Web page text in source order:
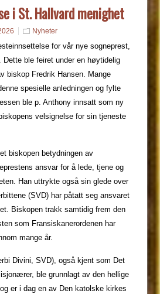
i St. Hallvard menighet
Nyheter
for vår nye sogneprest,
Dette ble feiret under en høytidelig
biskop Fredrik Hansen. Mange
spesielle anledningen og fylte
ble p. Anthony innsatt som ny
velsignelse for sin tjeneste
biskopen betydningen av
ansvar for å lede, tjene og
Han uttrykte også sin glede over
(SVD) har påtatt seg ansvaret
Biskopen trakk samtidig frem den
som Fransiskanerordenen har
mange år.
Divini, SVD), også kjent som Det
ble grunnlagt av den hellige
er i dag en av Den katolske kirkes